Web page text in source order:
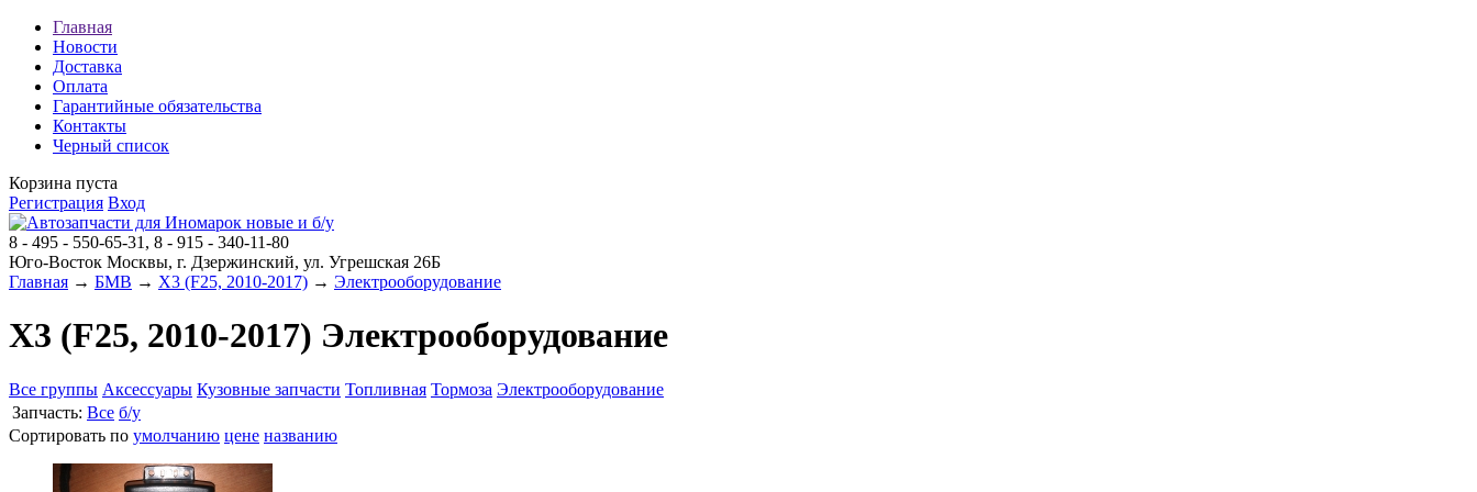
Главная
Новости
Доставка
Оплата
Гарантийные обязательства
Контакты
Черный список
Корзина пуста
Регистрация Вход
8 - 495 - 550-65-31, 8 - 915 - 340-11-80
Юго-Восток Москвы, г. Дзержинский, ул. Угрешская 26Б
Главная → БМВ → X3 (F25, 2010-2017) → Электрооборудование
X3 (F25, 2010-2017) Электрооборудование
Все группы Аксессуары Кузовные запчасти Топливная Тормоза Электрооборудование
Запчасть: Все б/у
Сортировать по умолчанию цене названию